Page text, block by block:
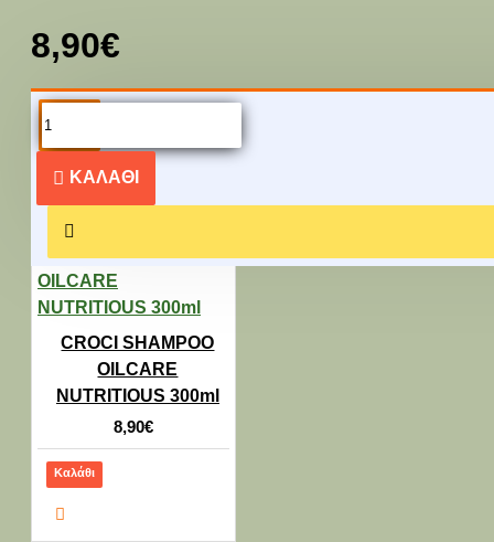
8,90€
ΚΑΛΆΘΙ
ΔΕΊΤΕ ΚΑΙ ΑΥΤΆ...
CROCI SHAMPOO
OILCARE
NUTRITIOUS 300ml
8,90€
Καλάθι